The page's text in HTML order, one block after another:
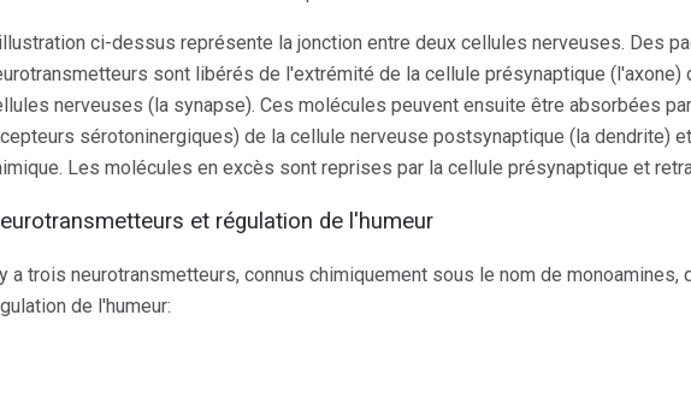
ci-dessus représente la jonction entre deux cellules nerveuses. Des
sont libérés de l'extrémité de la cellule présynaptique (l'axone)
nerveuses (la synapse). Ces molécules peuvent ensuite être absorbées
sérotoninergiques) de la cellule nerveuse postsynaptique (la dendrite)
Les molécules en excès sont reprises par la cellule présynaptique et
et régulation de l'humeur
y a trois neurotransmetteurs, connus chimiquement sous le nom de monoamines,
de l'humeur: